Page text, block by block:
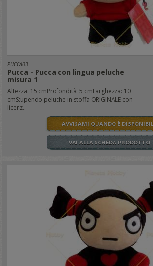
PUCCA03
Pucca - Pucca con lingua peluche
misura 1
Altezza: 15 cmProfondità: 5 cmLarghezza: 10
cmStupendo peluche in stoffa ORIGINALE con
licenz..
AVVISAMI QUANDO È
VAI ALLA SCHEDA PRODOTTO